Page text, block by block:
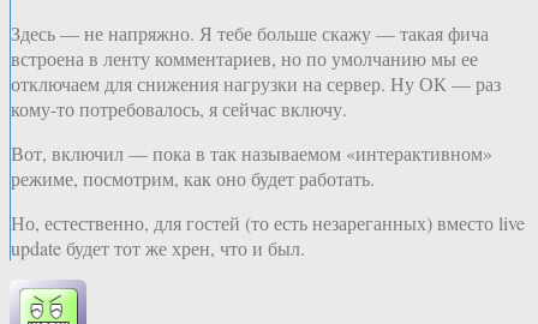
Здесь — не напряжно. Я тебе больше скажу — такая фича
встроена в ленту комментариев, но по умолчанию мы ее
отключаем для снижения нагрузки на сервер. Ну ОК — раз
кому-то потребовалось, я сейчас включу.
Вот, включил — пока в так называемом «интерактивном»
режиме, посмотрим, как оно будет работать.
Но, естественно, для гостей (то есть незареганных) вместо live
update будет тот же хрен, что и был.